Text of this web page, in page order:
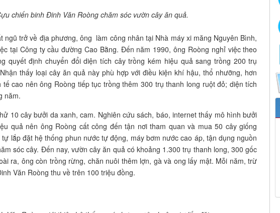
chiến binh Đinh Văn Roòng chăm sóc vườn cây ăn quả.
ngũ trở về địa phương, ông làm công nhân tại Nhà máy xi măng Nguyên Bình,
tại Công ty cầu đường Cao Bằng. Đến năm 1990, ông Roòng nghỉ việc theo
quyết định chuyển đổi diện tích cây trồng kém hiệu quả sang trồng 200 trụ
thấy loại cây ăn quả này phù hợp với điều kiện khí hậu, thổ nhưỡng, hơn
cao nên ông Roòng tiếp tục trồng thêm 300 trụ thanh long ruột đỏ; diện tích
năm.
10 cây bưởi da xanh, cam. Nghiên cứu sách, báo, internet thấy mô hình bưởi
quả nên ông Roòng cất công đến tận nơi tham quan và mua 50 cây giống
lắp đặt hệ thống phun nước tự động, máy bơm nước cao áp, tận dụng nguồn
sóc cây. Đến nay, vườn cây ăn quả có khoảng 1.300 trụ thanh long, 300 gốc
ra, ông còn trồng rừng, chăn nuôi thêm lợn, gà và ong lấy mật. Mỗi năm, trừ
Văn Roòng thu về trên 100 triệu đồng.